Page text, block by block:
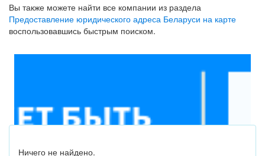
Вы также можете найти все компании из раздела
Предоставление юридического адреса Беларуси на карте
воспользовавшись быстрым поиском.
Ничего не найдено.